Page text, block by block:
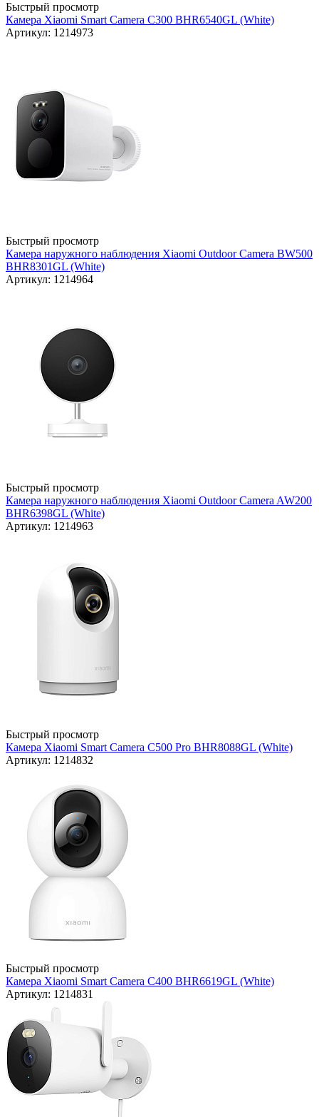
Быстрый просмотр
Камера Xiaomi Smart Camera C300 BHR6540GL (White)
Артикул: 1214973
Быстрый просмотр
Камера наружного наблюдения Xiaomi Outdoor Camera BW500
BHR8301GL (White)
Артикул: 1214964
Быстрый просмотр
Камера наружного наблюдения Xiaomi Outdoor Camera AW200
BHR6398GL (White)
Артикул: 1214963
Быстрый просмотр
Камера Xiaomi Smart Camera C500 Pro BHR8088GL (White)
Артикул: 1214832
Быстрый просмотр
Камера Xiaomi Smart Camera C400 BHR6619GL (White)
Артикул: 1214831